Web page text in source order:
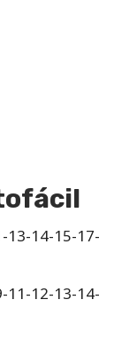
13-14-15-17-
11-12-13-14-